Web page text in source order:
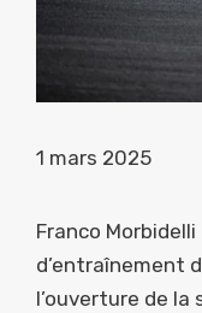
1 mars 2025
Franco
d’entraînement
l’ouverture de la